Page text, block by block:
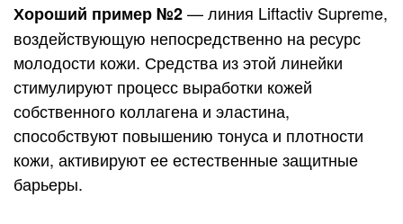
Хороший пример №2— линия Liftactiv Supreme,
воздействующую непосредственно на ресурс
молодости кожи. Средства из этой линейки
стимулируют процесс выработки кожей
собственного коллагена и эластина,
способствуют повышению тонуса и плотности
кожи, активируют ее естественные защитные
барьеры.